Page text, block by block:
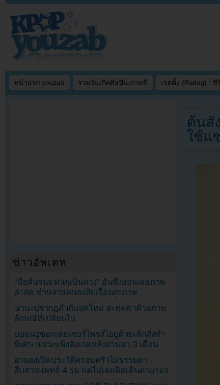
หน้าแรก youzab รวมวันเกิดศิลปินเกาหลี เรตติ้ง (Rating) : ซี
ต้นสั
ใช้แ
ข่าวอัพเดท
“มือสั่นจนแฟนๆเป็นห่วง” ฮันซึงยอนเผยภาพ
ล่าสุด ทำหลายคนสงสัยเรื่องสุขภาพ
นานะปรากฏตัวกับลุคใหม่ สะดุดตาด้วยภาพ
ลักษณ์ที่เปลี่ยนไป
บยอนอูซอกเคยเซอร์ไพรส์ไอยูด้วยเค้กสั่งทำ
พิเศษ แฟนๆเพิ่งสังเกตหลังผ่านมา 3 เดือน
ฮายองเปิดประวัติครอบครัวไม่ธรรมดา
สืบสายแพทย์ 4 รุ่น แต่ไม่เคยคิดเดินตามรอย